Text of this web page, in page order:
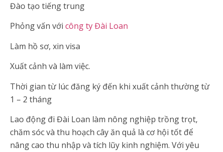
Đào tạo tiếng trung
Phỏng vấn với công ty Đài Loan
Làm hồ sơ, xin visa
Xuất cảnh và làm việc.
Thời gian từ lúc đăng ký đến khi xuất cảnh thường từ
1 – 2 tháng
Lao động đi Đài Loan làm nông nghiệp trồng trọt,
chăm sóc và thu hoạch cây ăn quả là cơ hội tốt để
nâng cao thu nhập và tích lũy kinh nghiệm. Với yêu